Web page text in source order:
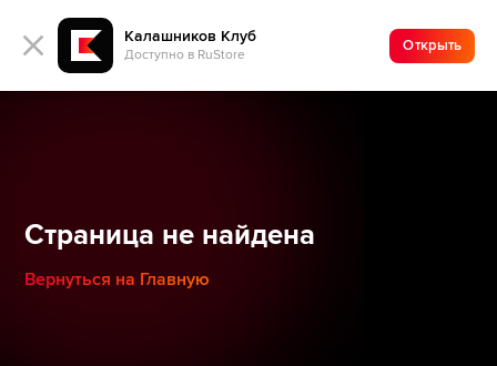
Калашников Клуб
Доступно в RuStore
Открыть
Страница не найдена
Вернуться на Главную